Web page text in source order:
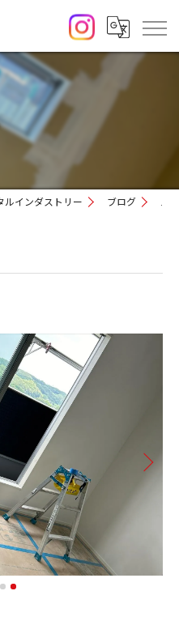
ルインダストリー ブログ .